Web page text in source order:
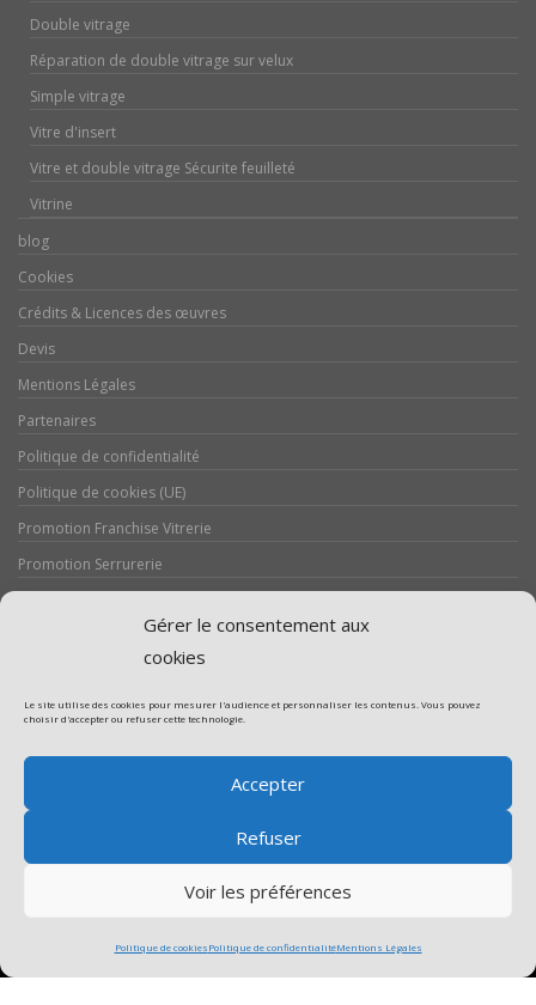
Gérer le consentement aux
cookies
Le site utilise des cookies pour mesurer l'audience et personnaliser les contenus. Vous pouvez
choisir d'accepter ou refuser cette technologie.
Accepter
Refuser
Voir les préférences
Politique de cookiesPolitique de confidentialitéMentions Légales
Double vitrage
Réparation de double vitrage sur velux
Simple vitrage
Vitre d'insert
Vitre et double vitrage Sécurite feuilleté
Vitrine
blog
Cookies
Crédits & Licences des œuvres
Devis
Mentions Légales
Partenaires
Politique de confidentialité
Politique de cookies (UE)
Promotion Franchise Vitrerie
Promotion Serrurerie